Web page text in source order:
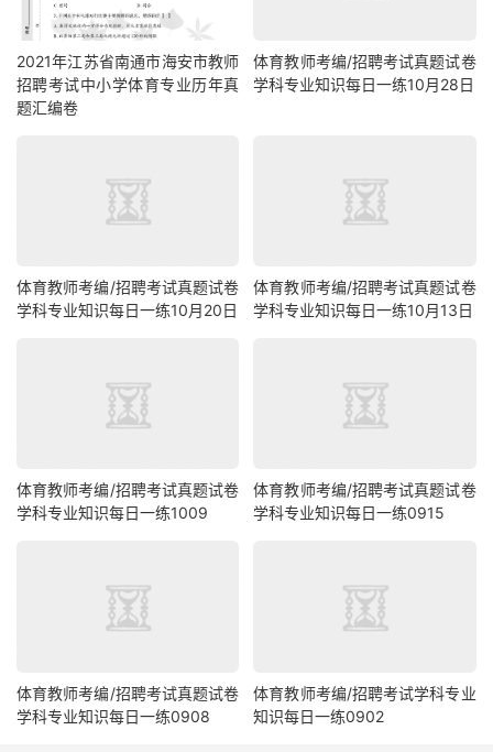
2021年江苏省南通市海安市教师
招聘考试中小学体育专业历年真
题汇编卷
体育教师考编/招聘考试真题试卷
学科专业知识每日一练10月28日
体育教师考编/招聘考试真题试卷
学科专业知识每日一练10月20日
体育教师考编/招聘考试真题试卷
学科专业知识每日一练10月13日
体育教师考编/招聘考试真题试卷
学科专业知识每日一练1009
体育教师考编/招聘考试真题试卷
学科专业知识每日一练0915
体育教师考编/招聘考试真题试卷
学科专业知识每日一练0908
体育教师考编/招聘考试学科专业
知识每日一练0902